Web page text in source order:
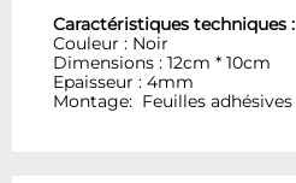
Caractéristiques techniques :
Couleur : Noir
Dimensions : 12cm * 10cm
Epaisseur : 4mm
Montage: Feuilles adhésives